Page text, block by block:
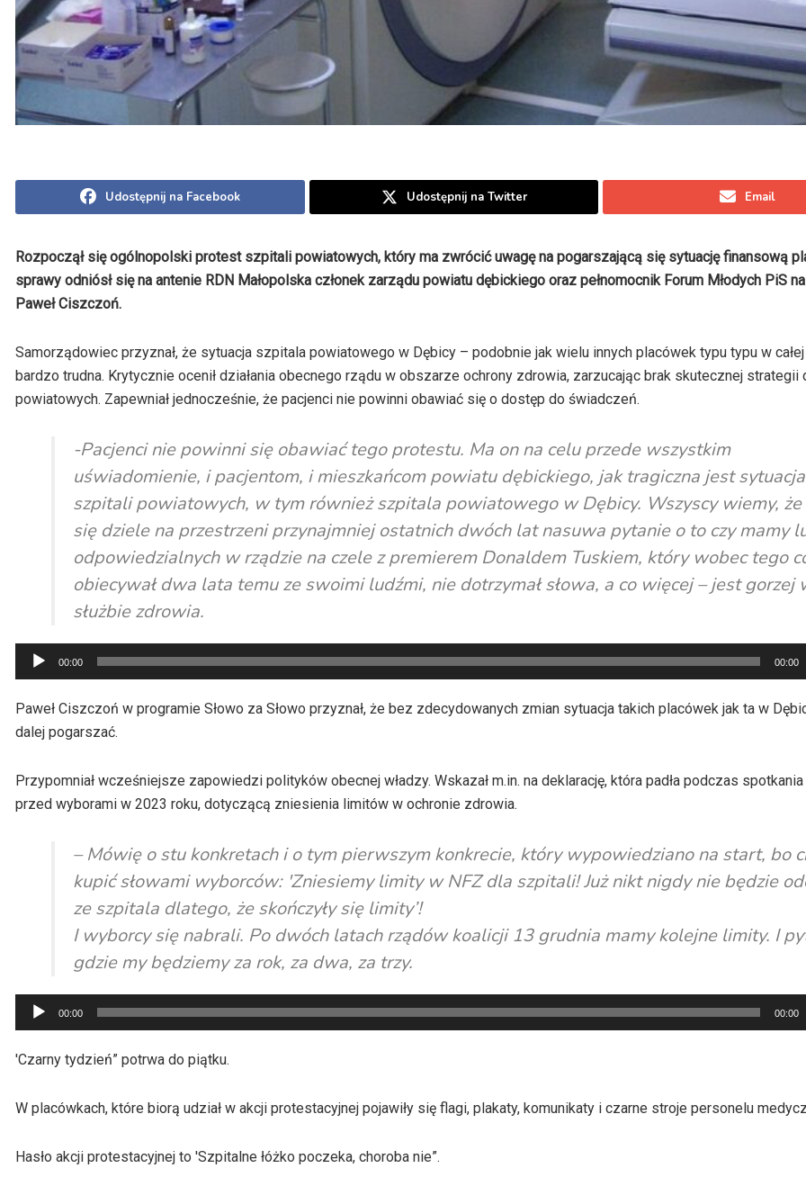
Udostępnij na Facebook Udostępnij na Twitter Email
Rozpoczął się ogólnopolski protest szpitali powiatowych, który ma zwrócić uwagę na pogarszającą się sytuację finansową
sprawy odniósł się na antenie RDN Małopolska członek zarządu powiatu dębickiego oraz pełnomocnik Forum Młodych PiS
Paweł Ciszczoń.
Samorządowiec przyznał, że sytuacja szpitala powiatowego w Dębicy – podobnie jak wielu innych placówek typu typu w
bardzo trudna. Krytycznie ocenił działania obecnego rządu w obszarze ochrony zdrowia, zarzucając brak skutecznej
powiatowych. Zapewniał jednocześnie, że pacjenci nie powinni obawiać się o dostęp do świadczeń.
-Pacjenci nie powinni się obawiać tego protestu. Ma on na celu przede wszystkim
uświadomienie, i pacjentom, i mieszkańcom powiatu dębickiego, jak tragiczna jest sytuacja
szpitali powiatowych, w tym również szpitala powiatowego w Dębicy. Wszyscy wiemy, że
się dziele na przestrzeni przynajmniej ostatnich dwóch lat nasuwa pytanie o to czy mamy
odpowiedzialnych w rządzie na czele z premierem Donaldem Tuskiem, który wobec tego
obiecywał dwa lata temu ze swoimi ludźmi, nie dotrzymał słowa, a co więcej – jest gorzej
służbie zdrowia.
Odtwarzacz
plików
dźwiękowych
00:00 00:00
Paweł Ciszczoń w programie Słowo za Słowo przyznał, że bez zdecydowanych zmian sytuacja takich placówek jak ta w
dalej pogarszać.
Przypomniał wcześniejsze zapowiedzi polityków obecnej władzy. Wskazał m.in. na deklarację, która padła podczas
przed wyborami w 2023 roku, dotyczącą zniesienia limitów w ochronie zdrowia.
– Mówię o stu konkretach i o tym pierwszym konkrecie, który wypowiedziano na start, bo
kupić słowami wyborców: 'Zniesiemy limity w NFZ dla szpitali! Już nikt nigdy nie będzie
ze szpitala dlatego, że skończyły się limity’!
I wyborcy się nabrali. Po dwóch latach rządów koalicji 13 grudnia mamy kolejne limity. I
gdzie my będziemy za rok, za dwa, za trzy.
Odtwarzacz
plików
dźwiękowych
00:00 00:00
'Czarny tydzień” potrwa do piątku.
W placówkach, które biorą udział w akcji protestacyjnej pojawiły się flagi, plakaty, komunikaty i czarne stroje personelu
Hasło akcji protestacyjnej to 'Szpitalne łóżko poczeka, choroba nie”.